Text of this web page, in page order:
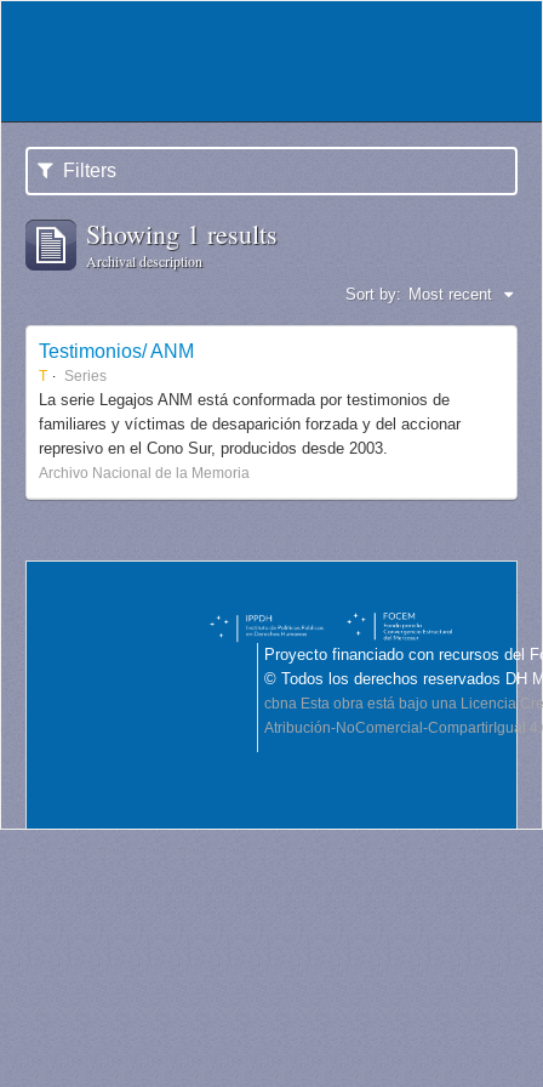
Filters
Showing 1 results
Archival description
Sort by: Most recent
Testimonios/ ANM
T Series
La serie Legajos ANM está conformada por testimonios de
familiares y víctimas de desaparición forzada y del accionar
represivo en el Cono Sur, producidos desde 2003.
Archivo Nacional de la Memoria
Proyecto financiado con recursos del
© Todos los derechos reservados DH
cbna Esta obra está bajo una Licencia
Atribución-NoComercial-CompartirIgual